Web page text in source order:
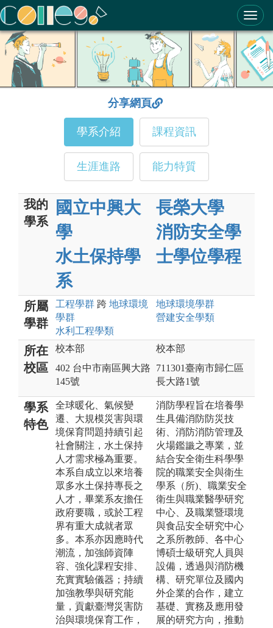
ColleGo! 大學選才與高中育才輔助系統
分享網頁
學系介紹 課程資訊
生涯進路 能力特質
我的
學系
國立中興大
學
水土保持學
系
長榮大學
消防安全學
士學位學程
所屬
學群
工程學群 跨 地球環境
學群
水利工程學類
地球環境學群
營建安全學類
所在
校區
校本部
402 台中市南區興大路
145號
校本部
711301臺南市歸仁區
長大路1號
學系
特色
全球暖化、氣候變
遷、大規模災害與環
境保育問題持續引起
社會關注，水土保持
人才需求極為重要。
本系自成立以來培養
眾多水土保持專長之
人才，畢業系友擔任
政府要職，或於工程
界有重大成就者眾
多。本系亦因應時代
潮流，加強師資陣
容、強化課程安排、
充實實驗儀器；持續
加強教學與研究能
量，貢獻臺灣災害防
治與環境保育工作，
消防學程旨在培養學
生具備消防防災技
術、消防消防管理及
火場鑑識之專業，並
結合安全衛生科學學
院的職業安全與衛生
學系（所)、職業安全
衛生與職業醫學研究
中心、及職業暨環境
與食品安全研究中心
之系所教師、各中心
博碩士級研究人員與
設備，透過與消防機
構、研究單位及國內
外企業的合作，建立
基礎、實務及應用發
展的研究方向，推動